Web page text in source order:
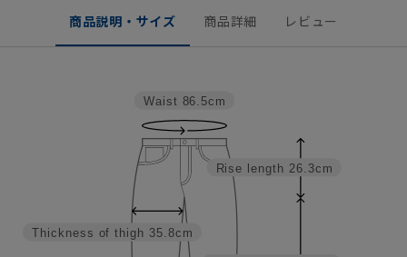
商品説明・サイズ 商品詳細 レビュー
Rise length 26.3cm
Thickness of thigh 35.8cm
Waist 86.5cm